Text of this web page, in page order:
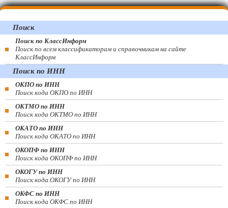
Поиск
Поиск по КлассИнформ
Поиск по всем классификаторам и справочникам на сайте
КлассИнформ
Поиск по ИНН
ОКПО по ИНН
Поиск кода ОКПО по ИНН
ОКТМО по ИНН
Поиск кода ОКТМО по ИНН
ОКАТО по ИНН
Поиск кода ОКАТО по ИНН
ОКОПФ по ИНН
Поиск кода ОКОПФ по ИНН
ОКОГУ по ИНН
Поиск кода ОКОГУ по ИНН
ОКФС по ИНН
Поиск кода ОКФС по ИНН